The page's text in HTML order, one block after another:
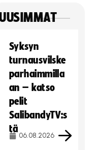
Syksyn
turnausvilske
parhaimmilla
an – katso
pelit
SalibandyTV:s
tä
06.08.2026